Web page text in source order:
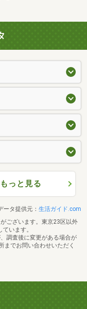
っと見る
ータ提供元： 生活ガイド.com
ございます。東京23区以外
います。
調査後に変更がある場合が
までお問い合わせいただく